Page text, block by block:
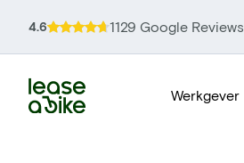
4.6 1129 Google Reviews
Werkgever